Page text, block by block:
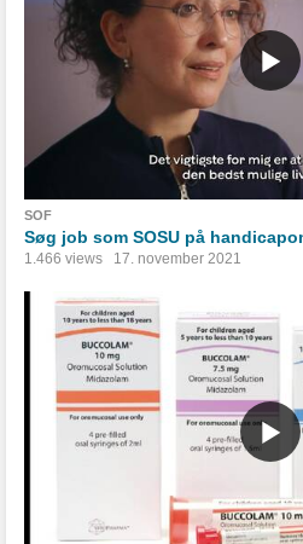
SOF
Søg job som SOSU på
1.466 views 17. november 2021